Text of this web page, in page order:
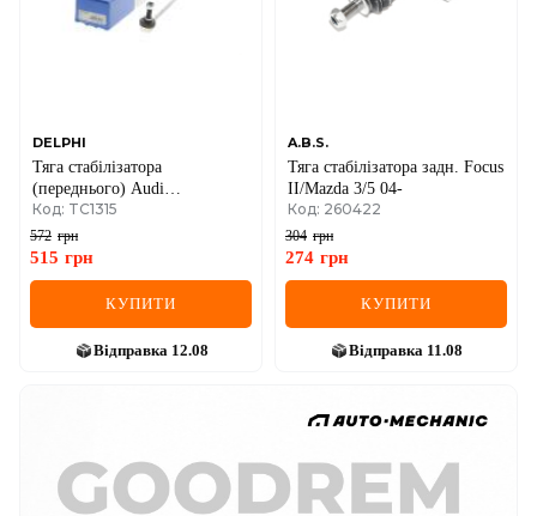
DELPHI
Тяга стабілізатора
(переднього) Audi
A3/Q3/Skoda
Octavia/SuperB/VW
Caddy/Passat/Tiguan/Touran
Код: TC1315
572 грн
515 грн
КУПИТИ
Відправка 12.08
A.B.S.
Тяга стабілізатора задн. Focus
II/Mazda 3/5 04-
Код: 260422
304 грн
274 грн
КУПИТИ
Відправка 11.08